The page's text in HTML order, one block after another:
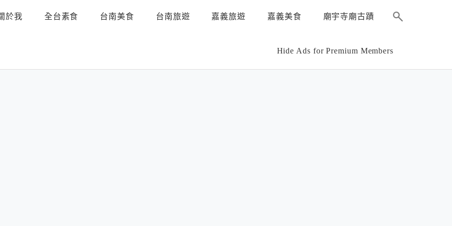
於我 全台素食 台南美食 台南旅遊 嘉義旅遊 嘉義美食 廟宇寺廟古蹟
Hide Ads for Premium Members